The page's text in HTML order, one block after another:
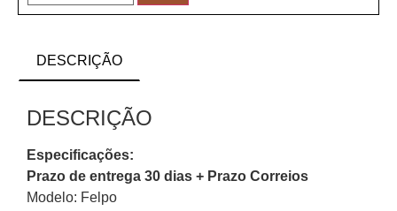
DESCRIÇÃO
DESCRIÇÃO
Especificações:
Prazo de entrega 30 dias + Prazo Correios
Modelo: Felpo